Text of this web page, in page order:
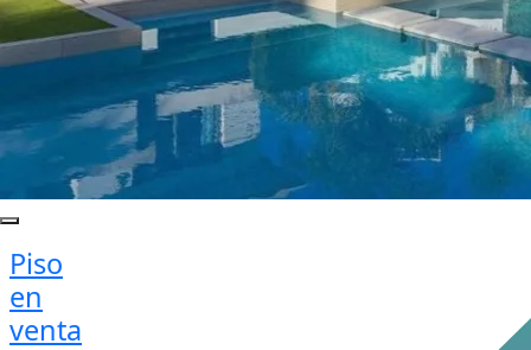
Piso
en
venta